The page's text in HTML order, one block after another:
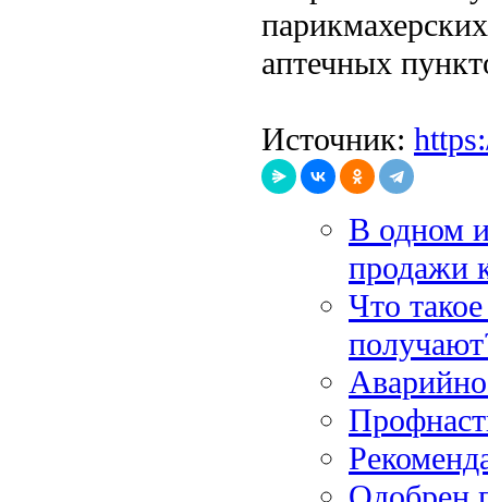
аптечных
Источник:
В одном
продажи
Что